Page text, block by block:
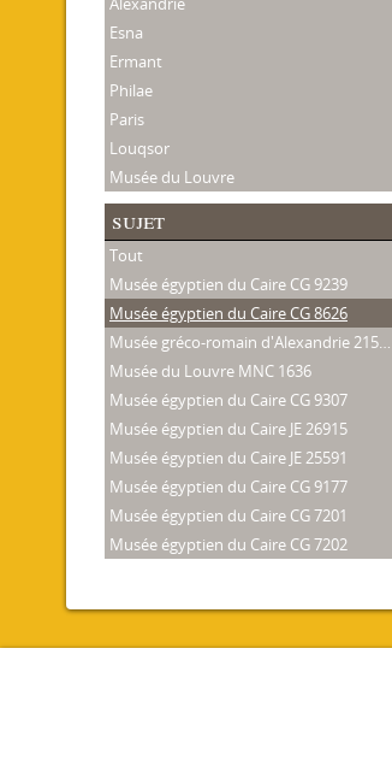
Esna
Ermant
Philae
Paris
Louqsor
Musée du Louvre
sujet
Tout
Musée égyptien du Caire CG 9239
Musée égyptien du Caire CG 8626
Musée gréco-romain d'Alexandrie 21534
Musée du Louvre MNC 1636
Musée égyptien du Caire CG 9307
Musée égyptien du Caire JE 26915
Musée égyptien du Caire JE 25591
Musée égyptien du Caire CG 9177
Musée égyptien du Caire CG 7201
Musée égyptien du Caire CG 7202